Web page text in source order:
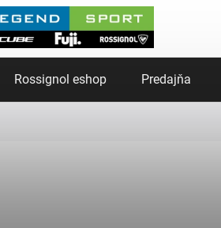
Rossignol eshop Predajňa